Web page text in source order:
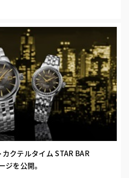
クテルタイム STAR BAR
を公開。